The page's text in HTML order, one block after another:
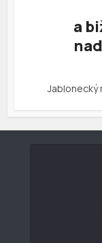
a
Jablonecký